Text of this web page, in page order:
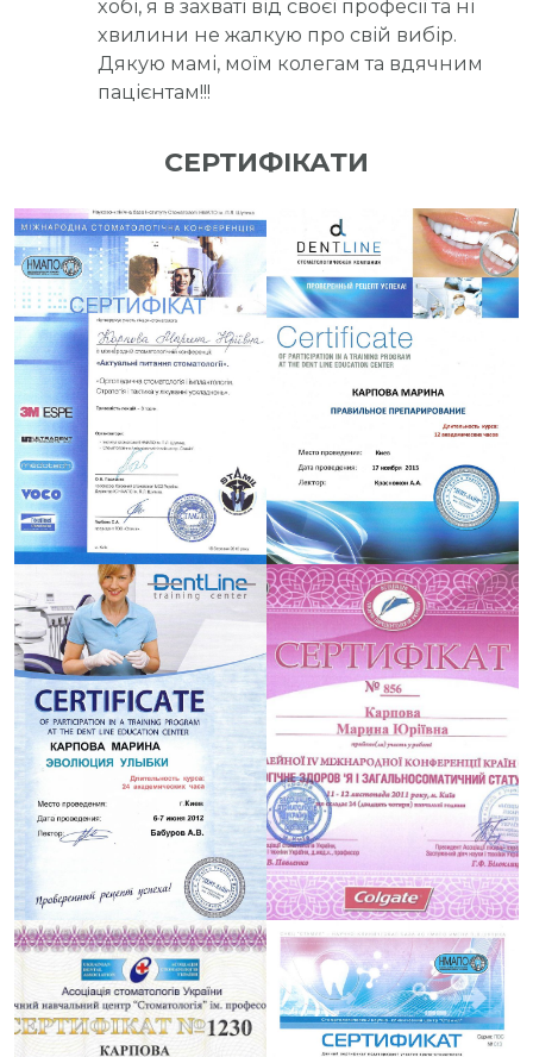
хобі, я в захваті від своєї професії та ні
хвилини не жалкую про свій вибір.
Дякую мамі, моїм колегам та вдячним
пацієнтам!!!
СЕРТИФІКАТИ